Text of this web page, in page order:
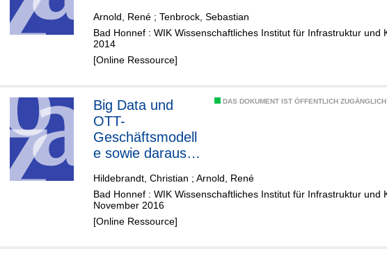
Arnold, René ; Tenbrock, Sebastian
Bad Honnef : WIK Wissenschaftliches Institut für Infrastruktur und
2014
[Online Ressource]
DAS DOKUMENT IST ÖFFENTLICH
Big Data und
OTT-
Geschäftsmodell
e sowie daraus
Wettbewerbsprob
leme und
Herausforderung
Hildebrandt, Christian ; Arnold, René
Bad Honnef : WIK Wissenschaftliches Institut für Infrastruktur und
November 2016
[Online Ressource]